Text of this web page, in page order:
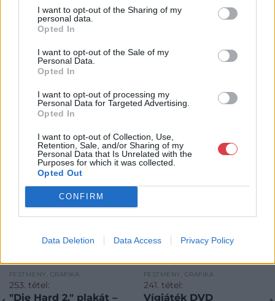
I want to opt-out of the Sharing of my
personal data.
Opted In
I want to opt-out of the Sale of my
Personal Data.
Opted In
I want to opt-out of processing my
Personal Data for Targeted Advertising.
Opted In
I want to opt-out of Collection, Use,
Retention, Sale, and/or Sharing of my
Personal Data that Is Unrelated with the
Purposes for which it was collected.
Opted Out
CONFIRM
Data Deletion Data Access Privacy Policy
GALÉRIA TOVÁBBI MŰTÁRGYAI
FESTMÉNY, GRAFIKA
253. tétel:
"Die Hard 2." plakát –
FESTMÉNY, GRAFIKA
241. tétel:
Vígjáték DVD